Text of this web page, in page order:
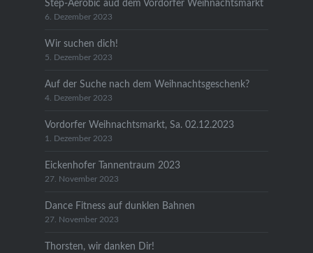
Step-Aerobic aud dem Vordorfer Weihnachtsmarkt
6. Dezember 2023
Wir suchen dich!
5. Dezember 2023
Auf der Suche nach dem Weihnachtsgeschenk?
4. Dezember 2023
Vordorfer Weihnachtsmarkt, Sa. 02.12.2023
1. Dezember 2023
Eickenhofer Tannentraum 2023
27. November 2023
Dance Fitness auf dunklen Bahnen
27. November 2023
Thorsten, wir danken Dir!